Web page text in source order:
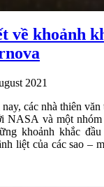
về khoảnh
2021
các nhà thiên
và một nhóm
khoảnh khắc
liệt của các sao –